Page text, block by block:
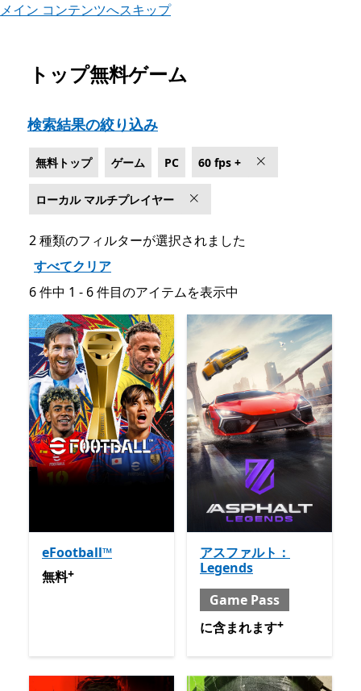
メイン コンテンツへスキップ
Microsoft.com をリスト
トップ無料ゲーム
検索結果の絞り込み
無料トップ ゲーム PC 60 fps +
ローカル マルチプレイヤー
2 種類のフィルターが選択されました
すべてクリア
6 件中 1 - 6 件目のアイテムを表示中
6 件中 1 - 6 件目のアイテムを表示中
eFootball™
無料アプリ内購入が提供されています
無料+
アスファルト：
Legends
Game Pass
含まれる と Game Pass
に含まれます+